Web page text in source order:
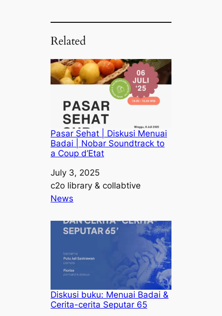
Related
Pasar Sehat | Diskusi Menuai
Badai | Nobar Soundtrack to
a Coup d’Etat
Date
July 3, 2025
Author
c2o library & collabtive
In relation to
News
Diskusi buku: Menuai Badai &
Cerita-cerita Seputar 65